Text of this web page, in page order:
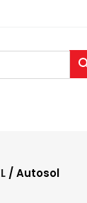
/ Autosol